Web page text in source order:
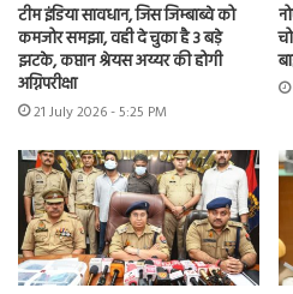
टीम इंडिया सावधान, जिस जिम्बाब्वे को
कमजोर समझा, वही दे चुका है 3 बड़े
झटके, कप्तान श्रेयस अय्यर की होगी
अग्निपरीक्षा
21 July 2026 - 5:25 PM